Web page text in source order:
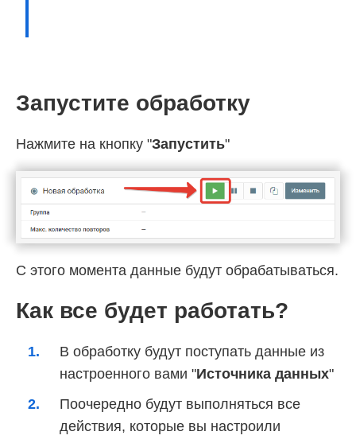
Запустите обработку
Нажмите на кнопку "Запустить"
С этого момента данные будут обрабатываться.
Как все будет работать?
В обработку будут поступать данные из
настроенного вами "Источника данных"
Поочередно будут выполняться все
действия, которые вы настроили